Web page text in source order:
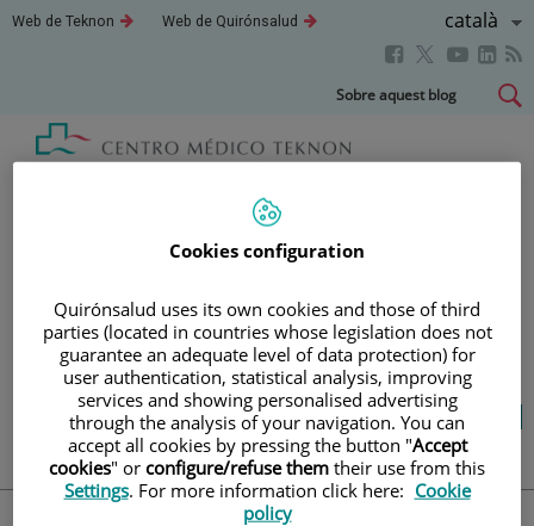
Saltar al contingut
contingut
Web de Teknon AquestWeb de Quirónsalud Aquest
Actiu
Català
Aquest
s'obrirà
una
Aquest
enllaç
s'obrirà
una
Aquest
enllaç
s'obrirà
unauna
Sobre aquest blog
salut i benestar
LA TEVA SALUT ÉS EL QUE
COMPTA
Salut de l’A a la Z Vida saludable
Cuida’t
Actualitat
Cookies configuration
Quirónsalud uses its own cookies and those of third
parties (located in countries whose legislation does not
guarantee an adequate level of data protection) for
user authentication, statistical analysis, improving
services and showing personalised advertising
through the analysis of your navigation. You can
accept all cookies by pressing the button "Accept
cookies" or configure/refuse them their use from this
Settings. For more information click here: Cookie
policy